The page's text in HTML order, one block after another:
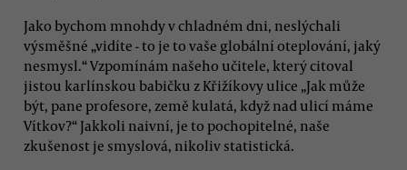
Jako bychom mnohdy v chladném dni, neslýchali
výsměšné „vidíte - to je to vaše globální oteplování, jaký
nesmysl.“ Vzpomínám našeho učitele, který citoval
jistou karlínskou babičku z Křižíkovy ulice „Jak může
být, pane profesore, země kulatá, když nad ulicí máme
Vítkov?“ Jakkoli naivní, je to pochopitelné, naše
zkušenost je smyslová, nikoliv statistická.